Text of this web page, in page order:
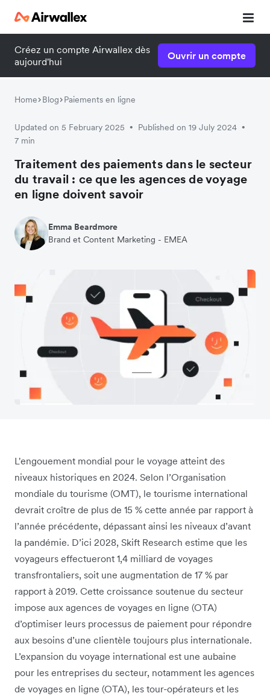
Créez un compte Airwallex dès
aujourd'hui
Ouvrir un compte
Home Blog Paiements en ligne
Updated on 5 February 2025 • Published on 19 July 2024 •
7 min
Traitement des paiements dans le secteur
du travail : ce que les agences de voyage
en ligne doivent savoir
Emma Beardmore
Brand et Content Marketing - EMEA
L'engouement mondial pour le voyage atteint des
niveaux historiques en 2024. Selon l’Organisation
mondiale du tourisme (OMT), le tourisme international
devrait croître de plus de 15 % cette année par rapport à
l’année précédente, dépassant ainsi les niveaux d’avant
la pandémie. D’ici 2028, Skift Research estime que les
voyageurs effectueront 1,4 milliard de voyages
transfrontaliers, soit une augmentation de 17 % par
rapport à 2019. Cette croissance soutenue du secteur
impose aux agences de voyages en ligne (OTA)
d’optimiser leurs processus de paiement pour répondre
aux besoins d’une clientèle toujours plus internationale.
L’expansion du voyage international est une aubaine
pour les entreprises du secteur, notamment les agences
de voyages en ligne (OTA), les tour-opérateurs et les